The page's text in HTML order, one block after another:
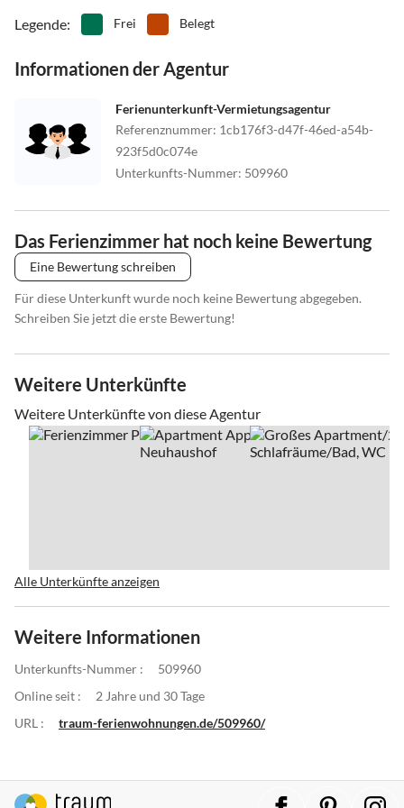
Legende: Frei Belegt
Informationen der Agentur
Ferienunterkunft-Vermietungsagentur
Referenznummer: 1cb176f3-d47f-46ed-a54b-
923f5d0c074e
Unterkunfts-Nummer: 509960
Das Ferienzimmer hat noch keine Bewertung
Eine Bewertung schreiben
Für diese Unterkunft wurde noch keine Bewertung abgegeben.
Schreiben Sie jetzt die erste Bewertung!
Weitere Unterkünfte
Weitere Unterkünfte von diese Agentur
Alle Unterkünfte anzeigen
Weitere Informationen
Unterkunfts-Nummer :
509960
Online seit :
2 Jahre und 30 Tage
URL :
traum-ferienwohnungen.de/509960/